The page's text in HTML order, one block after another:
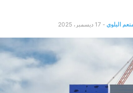
البلوي - 17 ديسمبر، 2025